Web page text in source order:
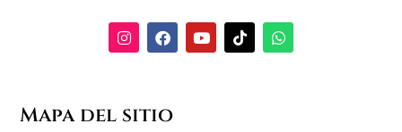
Mapa del sitio